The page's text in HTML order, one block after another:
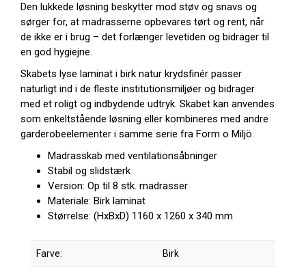
Den lukkede løsning beskytter mod støv og snavs og
sørger for, at madrasserne opbevares tørt og rent, når
de ikke er i brug – det forlænger levetiden og bidrager til
en god hygiejne.
Skabets lyse laminat i birk natur krydsfinér passer
naturligt ind i de fleste institutionsmiljøer og bidrager
med et roligt og indbydende udtryk. Skabet kan anvendes
som enkeltstående løsning eller kombineres med andre
garderobeelementer i samme serie fra Form o Miljö.
Madrasskab med ventilationsåbninger
Stabil og slidstærk
Version: Op til 8 stk. madrasser
Materiale: Birk laminat
Størrelse: (HxBxD) 1160 x 1260 x 340 mm
Farve: Birk